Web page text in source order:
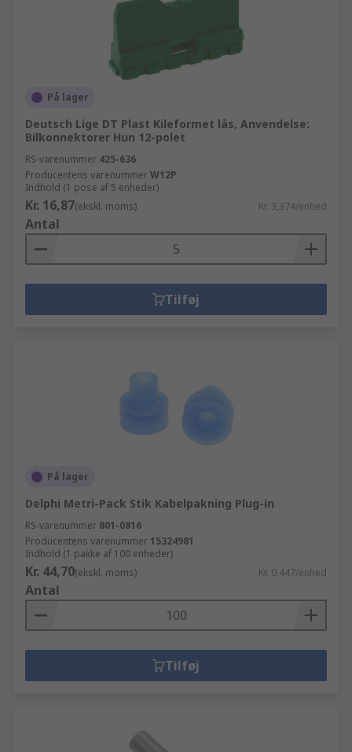
På lager
Deutsch Lige DT Plast Kileformet lås, Anvendelse:
Bilkonnektorer Hun 12-polet
RS-varenummer 425-636
Producentens varenummerW12P
Indhold (1 pose af 5 enheder)
Kr. 16,87(ekskl. moms) Kr. 3,374/enhed
Antal
Tilføj
På lager
Delphi Metri-Pack Stik Kabelpakning Plug-in
RS-varenummer 801-0816
Producentens varenummer 15324981
Indhold (1 pakke af 100 enheder)
Kr. 44,70(ekskl. moms) Kr. 0,447/enhed
Antal
Tilføj